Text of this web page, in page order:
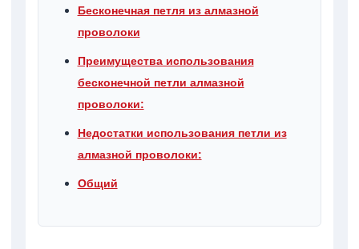
Бесконечная петля из алмазной
проволоки
Преимущества использования
бесконечной петли алмазной
проволоки:
Недостатки использования петли из
алмазной проволоки:
Общий